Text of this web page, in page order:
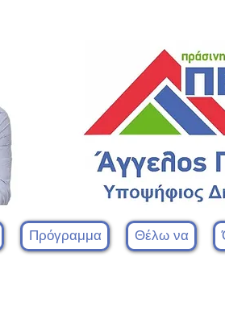
Πρόγραμμα Θέλω να